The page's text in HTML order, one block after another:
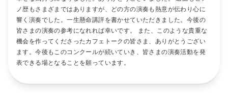
ノ歴もさまざまではありますが、どの方の演奏も熱意が伝わり心に
響く演奏でした。一生懸命講評を書かせていただきました。今後の
皆さまの演奏の参考になれれば幸いです。 また、このような貴重な
機会を作ってくださったカフェトークの皆さま、ありがとうござい
ます。今後もこのコンクールが続いていき、皆さまの演奏活動を発
表できる場となることを願っています。